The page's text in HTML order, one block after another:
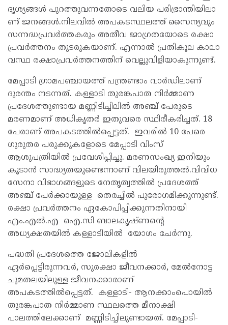
ദൃ​ശ്യ​ങ്ങ​ൾ പു​റ​ത്തു​വ​ന്ന​തോ​ടെ വ​ലി​യ പ​രി​ഭ്രാ​ന്തി​യി​ലാ​
ണ് ജ​ന​ങ്ങ​ൾ.നി​ല​വി​ൽ അ​പ​ക​ട​സ്ഥ​ല​ത്ത് സൈ​ന്യ​വും
സ​ന്ന​ദ്ധ​പ്ര​വ​ർ​ത്ത​ക​രും അ​തീ​വ ജാ​ഗ്ര​ത​യോ​ടെ ര​ക്ഷാ​
പ്ര​വ​ർ​ത്ത​നം തു​ട​രു​ക​യാ​ണ്. എ​ന്നാ​ൽ പ്ര​തി​കൂ​ല കാ​ലാ​
വ​സ്ഥ ര​ക്ഷാ​പ്ര​വ​ർ​ത്ത​ന​ത്തി​ന് വെ​ല്ലു​വി​ളി​യാ​കു​ന്നു​ണ്ട്.
മേപ്പാടി ഗ്രാമപഞ്ചായത്ത് പന്ത്രണ്ടാം വാർഡിലാണ്
ദുരന്തം നടന്നത്. കള്ളാടി തുരങ്കപാത നിർമ്മാണ
പ്രദേശത്തുണ്ടായ മണ്ണിടിച്ചിലിൽ അഞ്ച് പേരുടെ
മരണമാണ് അധികൃതർ ഇതുവരെ സ്ഥിരീകരിച്ചത്. 18
പേരാണ് അപകടത്തിൽപ്പെട്ടത്. ഇവരിൽ 10 പേരെ
ഗുരുതര പരുക്കുകളോടെ മേപ്പാടി വിംസ്
ആശുപത്രിയിൽ പ്രവേശിപ്പിച്ചു. മരണസംഖ്യ ഇനിയും
കൂടാൻ സാദ്ധ്യതയുണ്ടെന്നാണ് വിലയിരുത്തൽ.വിവിധ
സേനാ വിഭാഗങ്ങളുടെ നേതൃത്വത്തിൽ പ്രദേശത്ത്
അഞ്ച് പേർക്കായുള്ള തെരച്ചിൽ പുരോഗമിക്കുന്നുണ്ട്.
രക്ഷാ പ്രവർത്തനം ഏകോപിപ്പിക്കുന്നതിനായി
എം.എൽ.എ ഐ.സി ബാലകൃഷ്ണന്റെ
അധ്യക്ഷതയിൽ കള്ളാടിയിൽ യോഗം ചേർന്നു.
പദ്ധതി പ്രദേശത്തെ ജോലികളിൽ
ഏർപ്പെട്ടിരുന്നവർ, സുരക്ഷാ ജീവനക്കാർ, മേൽനോട്ട
ചുമതലയിലുള്ള ജീവനക്കാരാണ്
അപകടത്തിൽപ്പെട്ടത്. കള്ളാടി- ആനക്കാംപൊയിൽ
തുരങ്കപാത നിർമ്മാണ സ്ഥലത്തെ മീനാക്ഷി
പാലത്തിലേക്കാണ് മണ്ണിടിച്ചിലുണ്ടായത്. മേപ്പാടി-